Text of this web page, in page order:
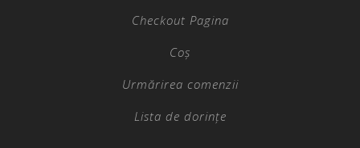
Checkout Pagina
Coș
Urmărirea comenzii
Lista de dorințe